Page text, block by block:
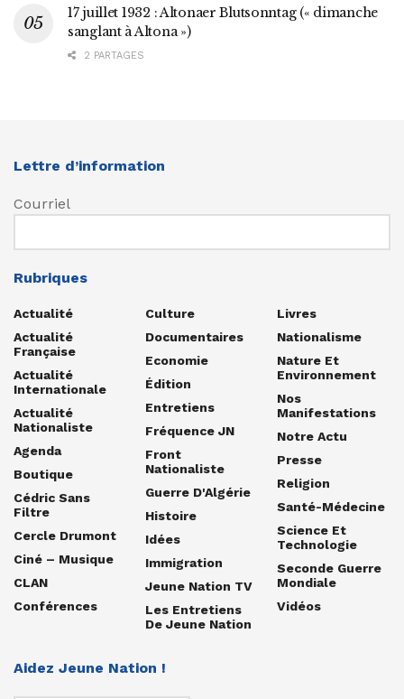
17 juillet 1932 : Altonaer Blutsonntag (« dimanche
sanglant à Altona »)
2 PARTAGES
Lettre d’information
Courriel
Rubriques
Actualité
Actualité
Française
Actualité
Internationale
Actualité
Nationaliste
Agenda
Boutique
Cédric Sans
Filtre
Cercle Drumont
Ciné – Musique
CLAN
Conférences
Culture
Documentaires
Economie
Édition
Entretiens
Fréquence JN
Front
Nationaliste
Guerre D'Algérie
Histoire
Idées
Immigration
Jeune Nation TV
Les Entretiens
De Jeune Nation
Livres
Nationalisme
Nature Et
Environnement
Nos
Manifestations
Notre Actu
Presse
Religion
Santé-Médecine
Science Et
Technologie
Seconde Guerre
Mondiale
Vidéos
Aidez Jeune Nation !